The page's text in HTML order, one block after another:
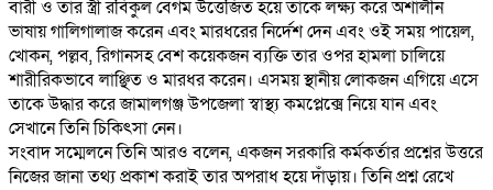
বারী ও তার স্ত্রী রবিকুল বেগম উত্তেজিত হয়ে তাকে লক্ষ্য করে অশালীন
ভাষায় গালিগালাজ করেন এবং মারধরের নির্দেশ দেন এবং ওই সময় পায়েল,
খোকন, পল্লব, রিগানসহ বেশ কয়েকজন ব্যক্তি তার ওপর হামলা চালিয়ে
শারীরিকভাবে লাঞ্ছিত ও মারধর করেন। এসময় স্থানীয় লোকজন এগিয়ে এসে
তাকে উদ্ধার করে জামালগঞ্জ উপজেলা স্বাস্থ্য কমপ্লেক্সে নিয়ে যান এবং
সেখানে তিনি চিকিৎসা নেন।
‎সংবাদ সম্মেলনে তিনি আরও বলেন, একজন সরকারি কর্মকর্তার প্রশ্নের উত্তরে
নিজের জানা তথ্য প্রকাশ করাই তার অপরাধ হয়ে দাঁড়ায়। তিনি প্রশ্ন রেখে